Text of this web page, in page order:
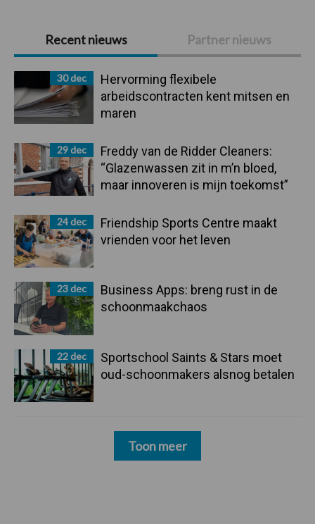
Primaire
Sidebar
Recent nieuws Partner nieuws
30 dec
Hervorming flexibele
arbeidscontracten kent mitsen en
maren
29 dec
Freddy van de Ridder Cleaners:
“Glazenwassen zit in m’n bloed,
maar innoveren is mijn toekomst”
24 dec
Friendship Sports Centre maakt
vrienden voor het leven
23 dec
Business Apps: breng rust in de
schoonmaakchaos
22 dec
Sportschool Saints & Stars moet
oud-schoonmakers alsnog betalen
Toon meer